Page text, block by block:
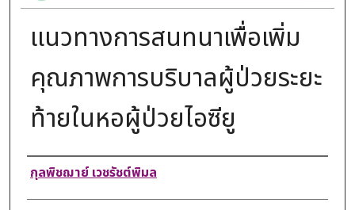
แนวทางการสนทนาเพื่อเพิ่ม
คุณภาพการบริบาลผู้ป่วยระยะ
ท้ายในหอผู้ป่วยไอซียู
Authors
กุลพิชฌาย์ เวชรัชต์พิมล